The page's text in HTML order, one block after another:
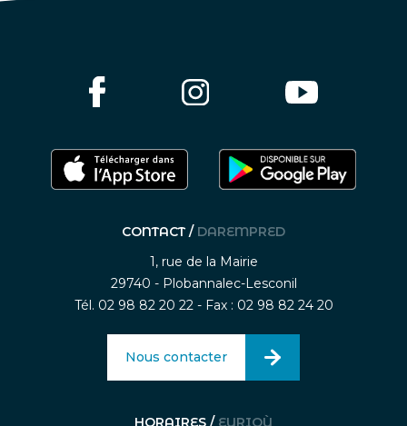
CONTACT / DAREMPRED
1, rue de la Mairie
29740 - Plobannalec-Lesconil
Tél. 02 98 82 20 22 - Fax : 02 98 82 24 20
Nous contacter
HORAIRES / EURIOÙ